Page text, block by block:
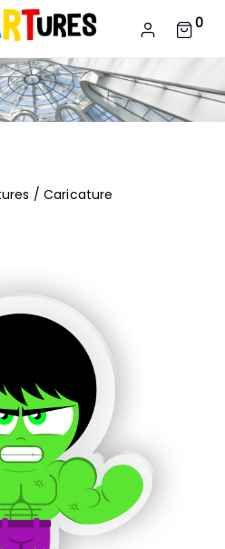
0
/ Caricature